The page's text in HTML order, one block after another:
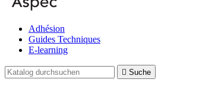
Adhésion
Guides Techniques
E-learning
 Suche